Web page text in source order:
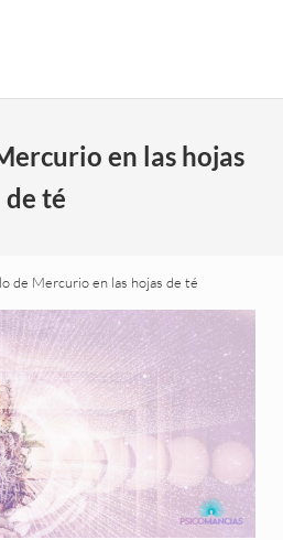
en las hojas
de té
de Mercurio en las hojas de té